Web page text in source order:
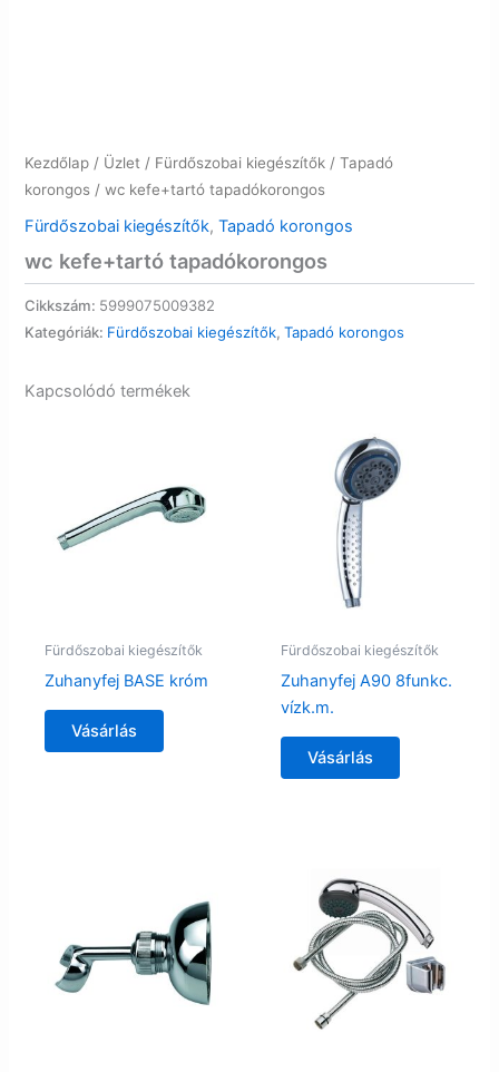
Kezdőlap / Üzlet / Fürdőszobai kiegészítők /Tapadó
korongos / wc kefe+tartó tapadókorongos
Fürdőszobai kiegészítők,Tapadó korongos
wc kefe+tartó tapadókorongos
Cikkszám: 5999075009382
Kategóriák: Fürdőszobai kiegészítők,Tapadó korongos
Kapcsolódó termékek
Fürdőszobai kiegészítők
Zuhanyfej BASE króm
Vásárlás
Fürdőszobai kiegészítők
Zuhanyfej A90 8funkc.
vízk.m.
Vásárlás